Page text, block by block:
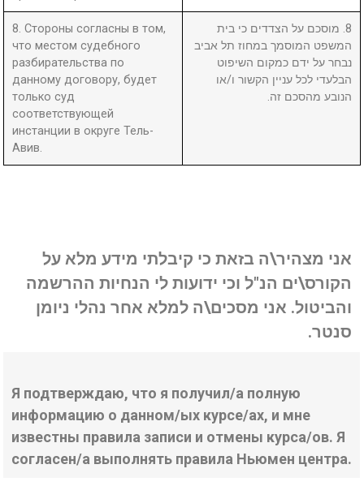
8. Стороны согласны в том,
что местом судебного
разбирательства по
данному договору, будет
только суд
соответствующей
инстанции в округе Тель-
Авив.
8. מוסכם על הצדדים כי בית
המשפט המוסמך במחוז תל אביב
נבחר על ידם כמקום השיפוט
הבלעדי לכל עניין הקשור ו/או
הנובע מהסכם זה.
אני מצהיר\ה בזאת כי קיבלתי מידע מלא על
הקורס\ים הנ"ל וכי ידועות לי הנחיות ההרשמה
והביטול. אני מסכים\ה למלא אחר נהלי ניומן
סנטר.
Я подтверждаю, что я получил/а полную
информацию о данном/ых курсе/ах, и мне
известны правила записи и отмены курса/ов. Я
согласен/а выполнять правила Ньюмен центра.